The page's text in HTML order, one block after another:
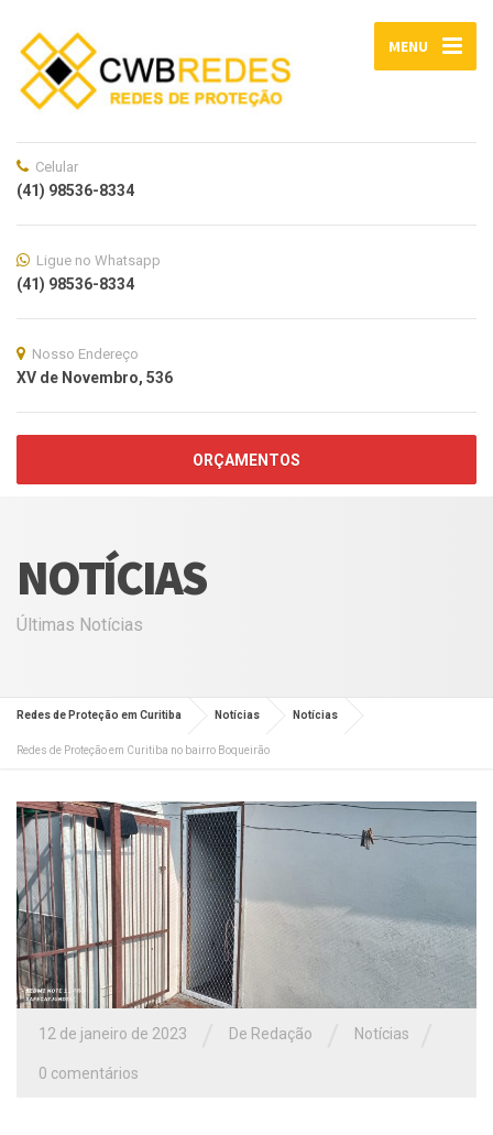
MENU
Celular
(41) 98536-8334
Ligue no Whatsapp
(41) 98536-8334
Nosso Endereço
XV de Novembro, 536
ORÇAMENTOS
NOTÍCIAS
Últimas Notícias
Redes de Proteção em Curitiba Notícias Notícias
Redes de Proteção em Curitiba no bairro Boqueirão
12 de janeiro de 2023 De Redação Notícias
0 comentários